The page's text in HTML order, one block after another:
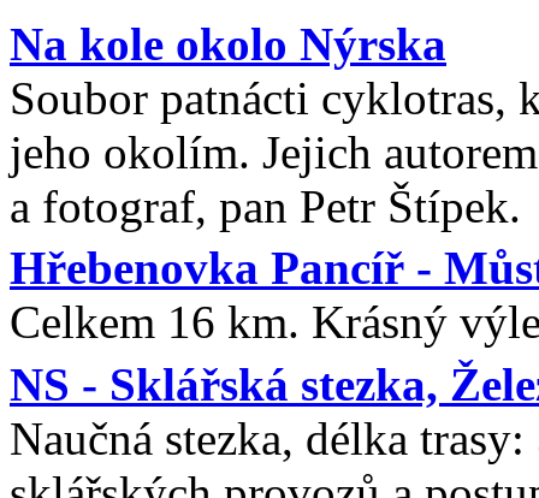
Na kole okolo Nýrska
Soubor patnácti cyklotras,
jeho okolím. Jejich
a fotograf, pan Petr Štípek.
Hřebenovka Pancíř -
Celkem 16 km. Krásný
NS - Sklářská stezka,
Naučná stezka, délka